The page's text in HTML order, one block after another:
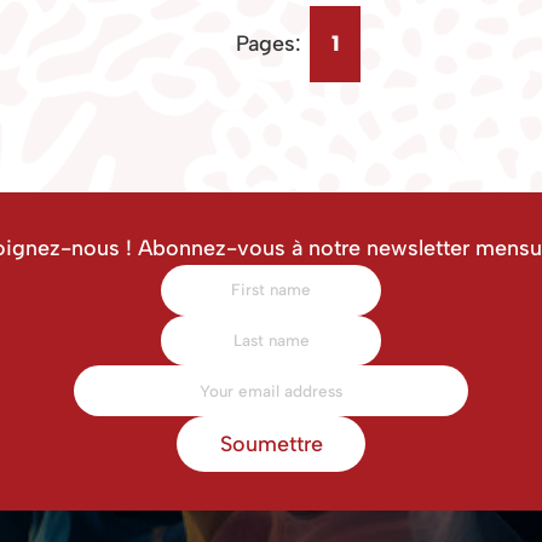
Pages: 1
nous ! Abonnez-vous à notre newsletter
Soumettre